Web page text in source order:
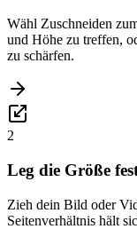
Wähl Zuschneiden
und Höhe zu treffen,
zu schärfen.
2
Leg die Größe
Zieh dein Bild oder
Seitenverhältnis hält